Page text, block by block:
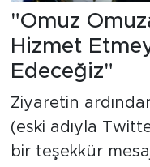
"Omuz
Hizmet
Edeceğiz"
Ziyaretin
(eski adıyla
bir teşekkür